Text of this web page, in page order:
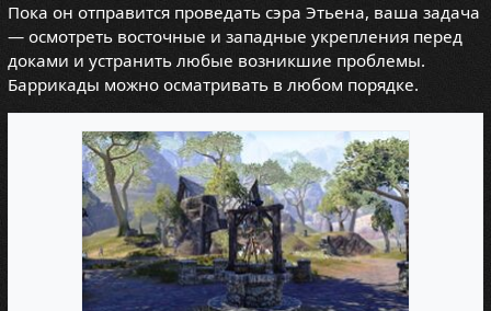
Пока он отправится проведать сэра Этьена, ваша задача
— осмотреть восточные и западные укрепления перед
доками и устранить любые возникшие проблемы.
Баррикады можно осматривать в любом порядке.